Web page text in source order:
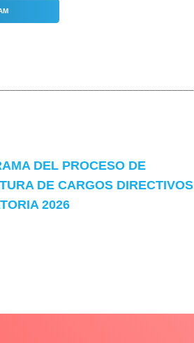
DEL PROCESO DE
DE CARGOS DIRECTIVOS
2026